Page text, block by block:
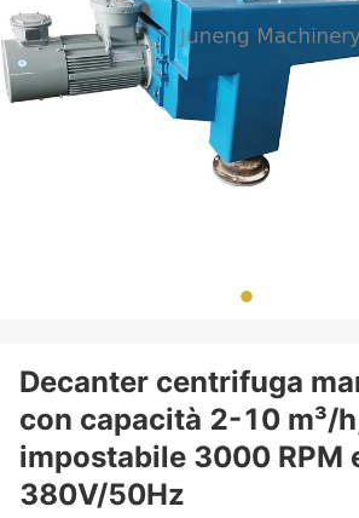
Decanter centrifuga
con capacità 2-10 m³/
impostabile 3000 RPM
380V/50Hz